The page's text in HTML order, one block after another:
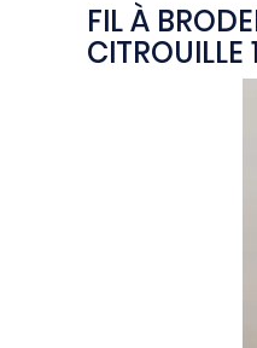
FIL À
CITROUILLE